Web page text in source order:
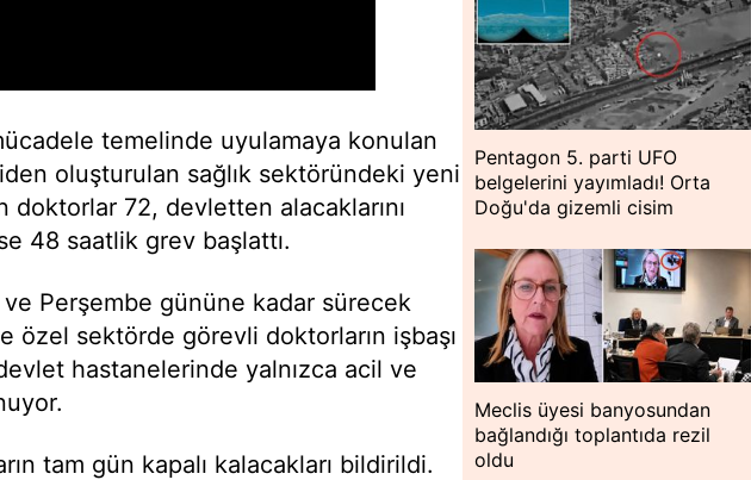
temelinde uyulamaya konulan
oluşturulan sağlık sektöründeki yeni
72, devletten alacaklarını
48 saatlik grev başlattı.
Perşembe gününe kadar sürecek
özel sektörde görevli doktorların işbaşı
hastanelerinde yalnızca acil ve
tam gün kapalı kalacakları bildirildi.
Pentagon 5. parti UFO
belgelerini yayımladı! Orta
Doğu'da gizemli cisim
Meclis üyesi banyosundan
bağlandığı toplantıda rezil
oldu